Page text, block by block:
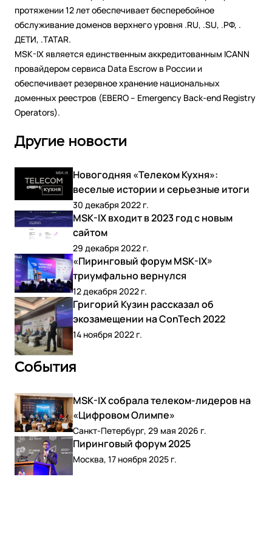
протяжении 12 лет обеспечивает бесперебойное
обслуживание доменов верхнего уровня .RU, .SU, .РФ, .
ДЕТИ, .TATAR.
MSK-IX является единственным аккредитованным ICANN
провайдером сервиса Data Escrow в России и
обеспечивает резервное хранение национальных
доменных реестров (EBERO – Emergency Back-end Registry
Operators).
Другие новости
Новогодняя «Телеком Кухня»:
веселые истории и серьезные итоги
30 декабря 2022 г.
MSK-IX входит в 2023 год с новым
сайтом
29 декабря 2022 г.
«Пиринговый форум MSK-IX»
триумфально вернулся
12 декабря 2022 г.
Григорий Кузин рассказал об
экозамещении на ConTech 2022
14 ноября 2022 г.
События
MSK-IX собрала телеком-лидеров на
«Цифровом Олимпе»
Санкт-Петербург, 29 мая 2026 г.
Пиринговый форум 2025
Москва, 17 ноября 2025 г.